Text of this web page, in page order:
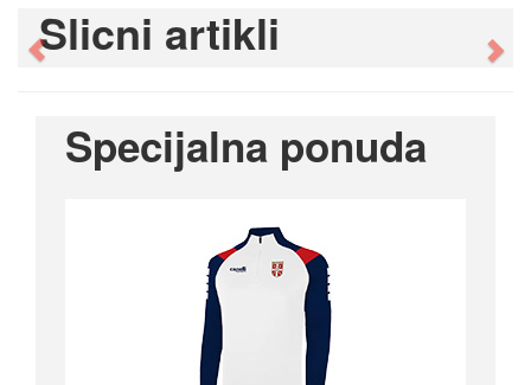
Slicni artikli
Previous
Specijalna ponuda